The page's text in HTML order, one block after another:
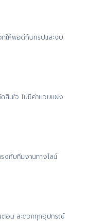
ให้พอดีกับทริปและงบ
สินใจ ไม่มีค่าแอบแฝง
งกับทีมงานทางไลน์
ตอน สะดวกทุกอุปกรณ์